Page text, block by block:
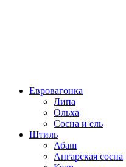
Евровагонка
Липа
Ольха
Сосна и ель
Штиль
Абаш
Ангарская сосна